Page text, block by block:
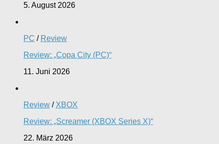
5. August 2026
PC / Review
Review: „Copa City (PC)“
11. Juni 2026
Review / XBOX
Review: „Screamer (XBOX Series X)“
22. März 2026